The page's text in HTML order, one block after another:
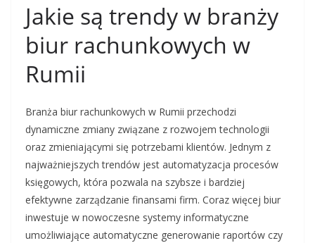
Jakie są trendy w branży
biur rachunkowych w
Rumii
Branża biur rachunkowych w Rumii przechodzi
dynamiczne zmiany związane z rozwojem technologii
oraz zmieniającymi się potrzebami klientów. Jednym z
najważniejszych trendów jest automatyzacja procesów
księgowych, która pozwala na szybsze i bardziej
efektywne zarządzanie finansami firm. Coraz więcej biur
inwestuje w nowoczesne systemy informatyczne
umożliwiające automatyczne generowanie raportów czy